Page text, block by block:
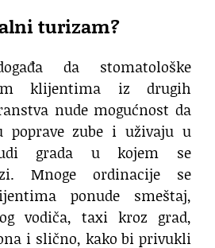
turizam?
da stomatološke
klijentima iz drugih
nude mogućnost da
poprave zube i uživaju u
grada u kojem se
Mnoge ordinacije se
ponude smeštaj,
vodiča, taxi kroz grad,
i slično, kako bi privukli